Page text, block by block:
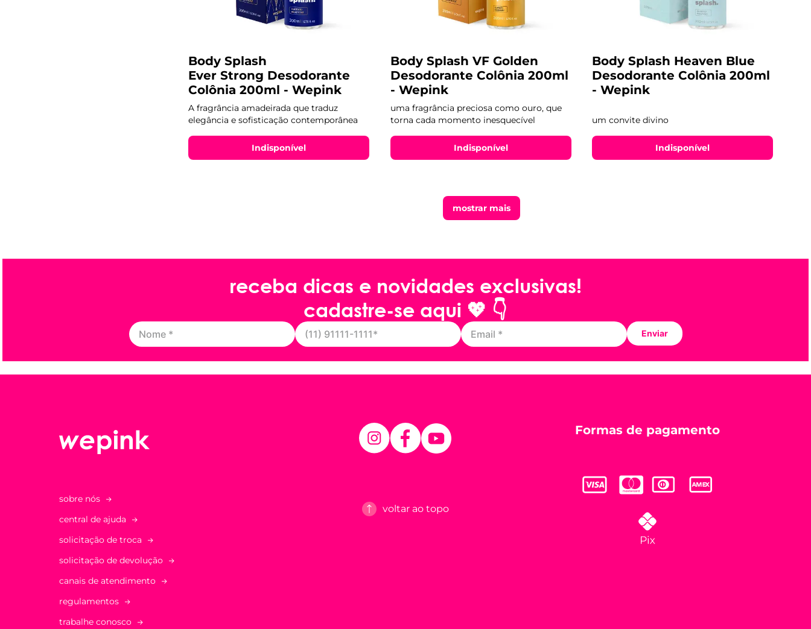
Body Splash
Ever Strong Desodorante
Colônia 200ml - Wepink
A fragrância amadeirada que traduz
elegância e sofisticação contemporânea
Indisponível
Body Splash VF Golden
Desodorante Colônia 200ml
- Wepink
uma fragrância preciosa como ouro, que
torna cada momento inesquecível
Indisponível
Body Splash Heaven Blue
Desodorante Colônia 200ml
- Wepink
um convite divino
Indisponível
mostrar mais
receba dicas e novidades exclusivas!
cadastre-se aqui 💖 👇
Enviar
sobre nós
central de ajuda
solicitação de troca
solicitação de devolução
canais de atendimento
regulamentos
trabalhe conosco
voltar ao topo
Formas de pagamento